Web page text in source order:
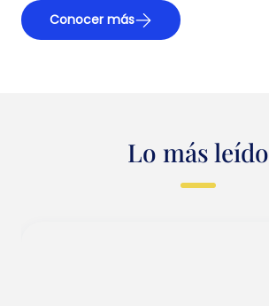
Conocer más
Lo más leído